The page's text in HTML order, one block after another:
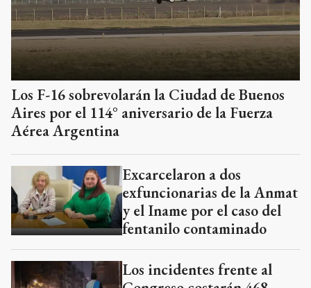
Los F-16 sobrevolarán la Ciudad de Buenos
Aires por el 114° aniversario de la Fuerza
Aérea Argentina
Excarcelaron a dos
exfuncionarias de la Anmat
y el Iname por el caso del
fentanilo contaminado
Los incidentes frente al